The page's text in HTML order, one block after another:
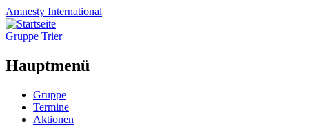
Amnesty International
Gruppe Trier
Hauptmenü
Zum
Inhalt
springen
Gruppe
Termine
Aktionen